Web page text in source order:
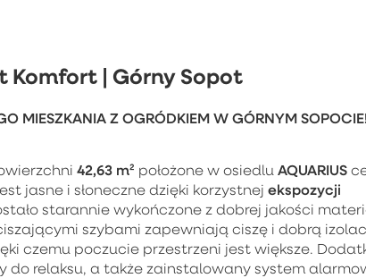
Komfort | Górny Sopot
MIESZKANIA Z OGRÓDKIEM W GÓRNYM
42,63 m² położone w osiedlu AQUARIUS
jasne i słoneczne dzięki korzystnej ekspozycji
starannie wykończone z dobrej jakości
szybami zapewniają ciszę i dobrą
czemu poczucie przestrzeni jest większe.
do relaksu, a także zainstalowany system